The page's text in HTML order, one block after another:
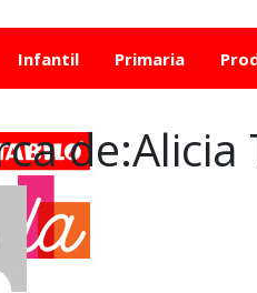
Infantil Primaria
de:Alicia